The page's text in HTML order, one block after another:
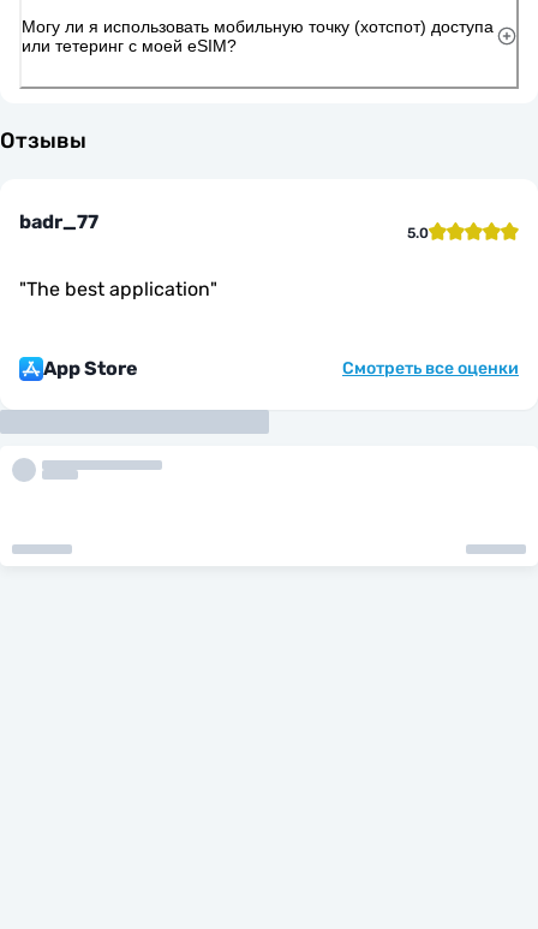
Могу ли я использовать мобильную точку (хотспот) доступа
или тетеринг с моей eSIM?
Отзывы
badr_77 5.0
"The best application"
App Store Смотреть все оценки